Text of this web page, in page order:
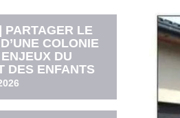
PARTAGER LE
COLONIE
DU
DES ENFANTS